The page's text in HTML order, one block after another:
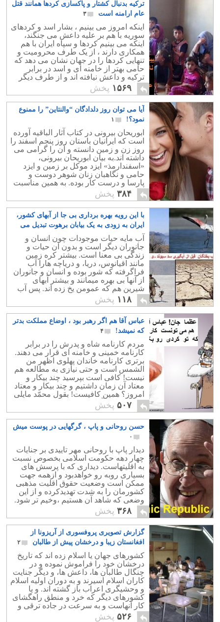
ترکیه بدنبال کشتار و پاکسازی کردها همانند قتل
عام ارامنه است
۳
اینکه امروز می بینیم ، بشار اسد و کردهای
سوریه با هم بر علیه داعش می جنگند،
اینکه می بینیم کردها و سپاه ایران با هم
همکاری دارند ، از یک طرف محرومیت و
تنهایی کردها را در جهان نشان می دهد که
حامی بهتر از خامنه ای و اسد در برابر
ترکیه و داعش نیافته اند و از طرف دیگر
نشانه برنامه های مخوف ترکیه برای
نابودی کردها وسیله داعش است.
بزرگترین دلیل حمایت ترکیه از داعش امید
به قتل عام کردهای بی دفاع بوده است.
۱۵۶۹ پخش
آیا می توان روز دلدادگان “والنتاین” را ممنوع
نمود؟!
۱
ابوریحان بیرونی در کتاب آثار الباقیه آورده
است که ایرانیان باستان روز پنجم اسفند را
روز زن و زمین دانسته و آن را گرامی می
داشته اند.به بیان ابوریحان بیرونی،
«اسفندارمذ» ایزد موکل بر زمین و ایزد
حامی و نگاهبان زنان شوهر دوست و
پارسا و درست کار بوده. به همین مناسبت
این روز، عید زنان به شمار می ‏رفت. مردم
به جهت گرامی ‏داشت، به آنان هدیه ‏داده و
بخشش می‏ کردند. زنان نه تنها از هدایا و
دهش هایی برخوردار می ‏شدند،
۳۸۴ پخش
با این رویه بهره برداری بی جا از آبهای کشور،
ایران به زودی به یک بیابان برهوت تبدیل می
شود
آب مایه حیات موجودات چون انسان و
جانوران دیگر است و بدون آن حیات و
زندگی بی معنا است. بیشتر کره زمین
مانند اقیانوس، دریا، و دریاچه هارا آب
فراگرفته که شور بوده و انسان و جانوران
از آنها بی بهره میمانند و بیشتر آبهای
شیرین هم که عمومن یخ زده اند. پس آب
شیرین مصرفی انسان و حیوانات کم و
محدود است.
۱۱۸ پخش
عباس آقا هم اگر رهبر بود ، اوضاع مملکت بدتر
که نمیشد!
۴
مردم کارنامه شاه و پدرش را در برابر
کارنامه خمینی و خامنه ای قرار می دهند.
برتری کارنامه خاندان پهلوی اظهر من
الشمس است و حتی نیازی به مطالعه هم
نیست! کافی است بپرسید چند بیکار و
معتاد آن زمان داشتیم و چند بیکار و معتاد
امروز؟ همین کافیست! بقول محمّد مایلی
کهن : عباس آقا هم می توانست در بین
کشورهای خاورمیانه به ایران این گندی را
بزند که خامنه ای زده است!
۵۰۷ پخش
حسن روحانی و پاپ ، گرگهایی در پوست میش
۰
دیدار پاپ با روحانی مهر تاییدی بر جنایات
چهار دهه حکومت اسلامی بخصوص نسبت
به اقلیتهاست. دیداری که با پرسش های
بسیاری روبه رو خواهدبود و ازهمه جهت
ممکن است وضعیت حقوق اقلیت مذهبی
کشورمان را به شدت تهدیدکرده و از این
وضعی که شاهد آن هستیم ،وخیم تر شود.
و از طرفی چهره واقعی پاپ و مانند او را
نزد جامعه مسیحیت و همچنین مردم ایران
معلوم کند.
۳۶۸ پخش
گزارش تصویری پروفسوری از آریزونا از
افغانستان زیبا و درخشان پیش از طالبان
۲
کشورهای جهان یا اسلام زده اند که تاریخ
درخشان خود را فراموش نموده و در
چنگال طالبان ها، داعش ها، و دیگر جنایت
کاران اسلام اسیرند و به دوران اولیه اسلام
و وحشیگری اعراب باز گشته اند. و یا
کشورهای دیگر که خرد و منطق راهگشای
کار آنهاست و به سرعت در جاده ترقی و
پیشرفت افتاده و شتابان به جلو می روند.
۵۲۶ پخش